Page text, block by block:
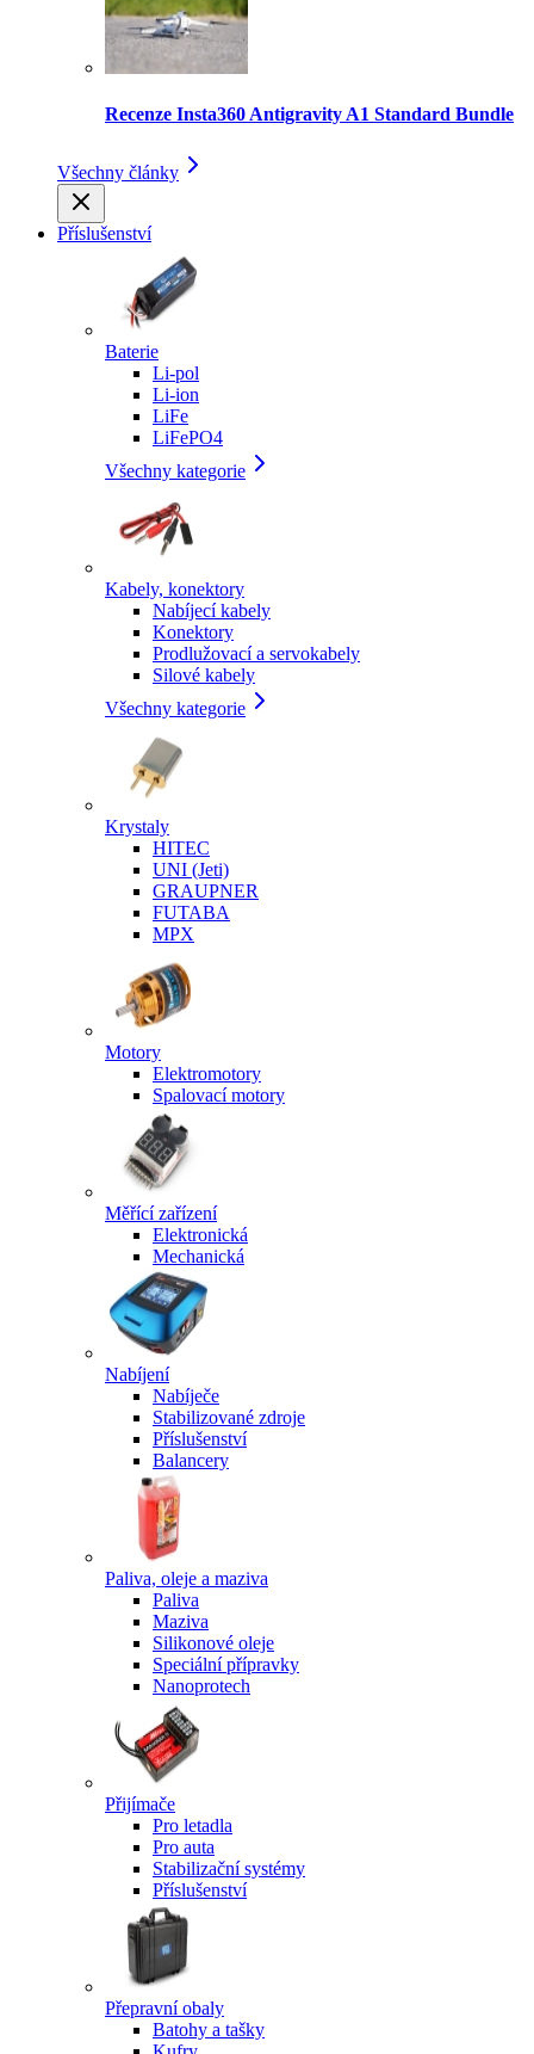
Recenze Insta360 Antigravity A1 Standard Bundle
Všechny články
Příslušenství
Baterie
Li-pol
Li-ion
LiFe
LiFePO4
Všechny kategorie
Kabely, konektory
Nabíjecí kabely
Konektory
Prodlužovací a servokabely
Silové kabely
Všechny kategorie
Krystaly
HITEC
UNI (Jeti)
GRAUPNER
FUTABA
MPX
Motory
Elektromotory
Spalovací motory
Měřící zařízení
Elektronická
Mechanická
Nabíjení
Nabíječe
Stabilizované zdroje
Příslušenství
Balancery
Paliva, oleje a maziva
Paliva
Maziva
Silikonové oleje
Speciální přípravky
Nanoprotech
Přijímače
Pro letadla
Pro auta
Stabilizační systémy
Příslušenství
Přepravní obaly
Batohy a tašky